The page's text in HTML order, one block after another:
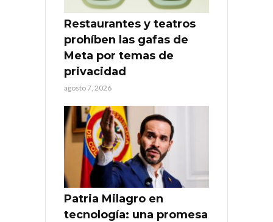
Restaurantes y teatros
prohíben las gafas de
Meta por temas de
privacidad
agosto 7, 2026
Patria Milagro en
tecnología: una promesa